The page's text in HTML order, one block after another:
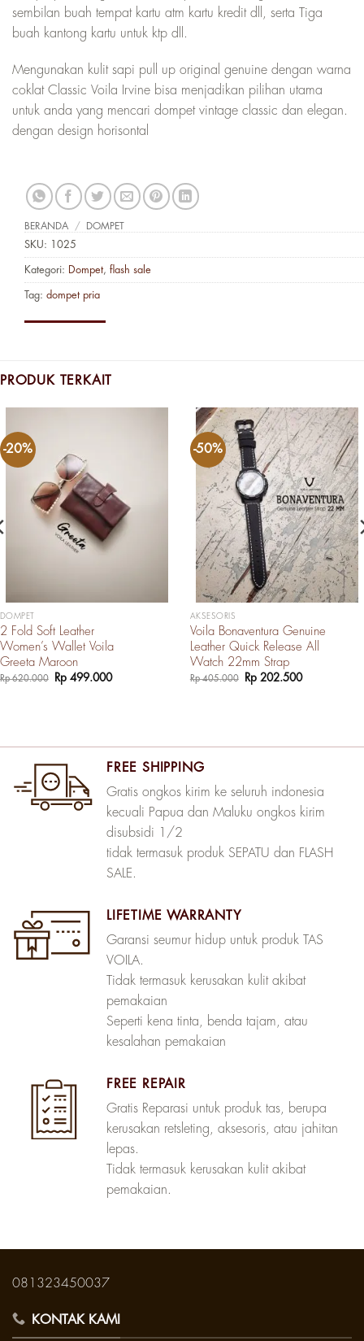
sembilan buah tempat kartu atm kartu kredit dll, serta Tiga
buah kantong kartu untuk ktp dll.
Mengunakan kulit sapi pull up original genuine dengan warna
coklat Classic Voila Irvine bisa menjadikan pilihan utama
untuk anda yang mencari dompet vintage classic dan elegan.
dengan design horisontal
BERANDA / DOMPET
SKU: 1025
Kategori: Dompet, flash sale
Tag: dompet pria
PRODUK TERKAIT
-20%
DOMPET
2 Fold Soft Leather
Women’s Wallet Voila
Greeta Maroon
Rp620.000
Harga
aslinya
Rp 499.000Harga
-50%
AKSESORIS
Voila Bonaventura Genuine
Leather Quick Release All
Watch 22mm Strap
Rp405.000
Harga
aslinya
Rp 202.500Harga
FREE SHIPPING
Gratis ongkos kirim ke seluruh indonesia
kecuali Papua dan Maluku ongkos kirim
disubsidi 1/2
tidak termasuk produk SEPATU dan FLASH
SALE.
LIFETIME WARRANTY
Garansi seumur hidup untuk produk TAS
VOILA.
Tidak termasuk kerusakan kulit akibat
pemakaian
Seperti kena tinta, benda tajam, atau
kesalahan pemakaian
FREE REPAIR
Gratis Reparasi untuk produk tas, berupa
kerusakan retsleting, aksesoris, atau jahitan
lepas.
Tidak termasuk kerusakan kulit akibat
pemakaian.
081323450037
KONTAK KAMI